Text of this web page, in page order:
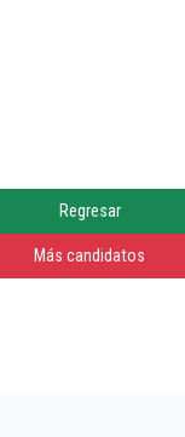
Regresar
Más candidatos